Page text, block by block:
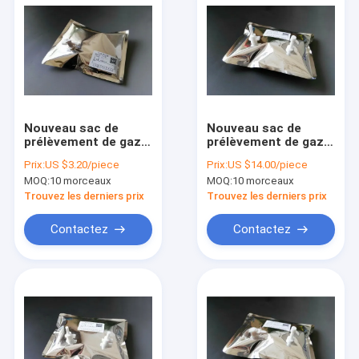
A propos de nous
Nouveau sac de
prélèvement de gaz
Devex multicouche
avec vanne PC
(septum en silicone
seringue)
NDV21_0.5L
Prix:US $3.20/piece
MOQ:10 morceaux
Trouvez les derniers prix
Contactez
Nouveau sac de
prélèvement de gaz
multicouche avec
vanne en PTFE +
septum en silicone
seringue NDV3-5_20L
Prix:US $14.00/piece
MOQ:10 morceaux
Trouvez les derniers prix
Contactez